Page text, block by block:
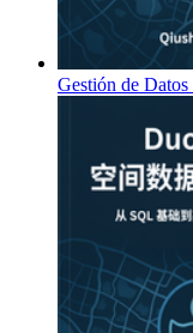
Gestión de